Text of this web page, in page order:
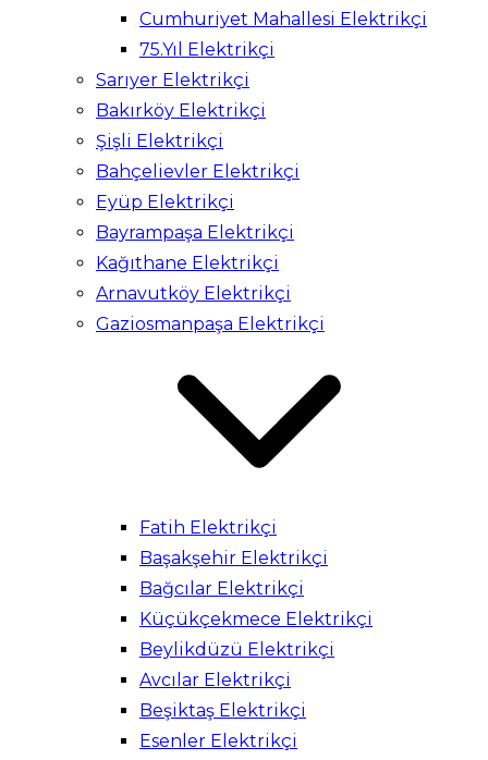
Cumhuriyet Mahallesi Elektrikçi
75.Yıl Elektrikçi
Sarıyer Elektrikçi
Bakırköy Elektrikçi
Şişli Elektrikçi
Bahçelievler Elektrikçi
Eyüp Elektrikçi
Bayrampaşa Elektrikçi
Kağıthane Elektrikçi
Arnavutköy Elektrikçi
Gaziosmanpaşa Elektrikçi
Fatih Elektrikçi
Başakşehir Elektrikçi
Bağcılar Elektrikçi
Küçükçekmece Elektrikçi
Beylikdüzü Elektrikçi
Avcılar Elektrikçi
Beşiktaş Elektrikçi
Esenler Elektrikçi